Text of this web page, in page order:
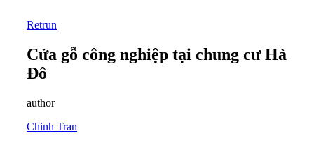
Retrun
Cửa gỗ công nghiệp tại chung cư Hà
Đô
author
Chinh Tran